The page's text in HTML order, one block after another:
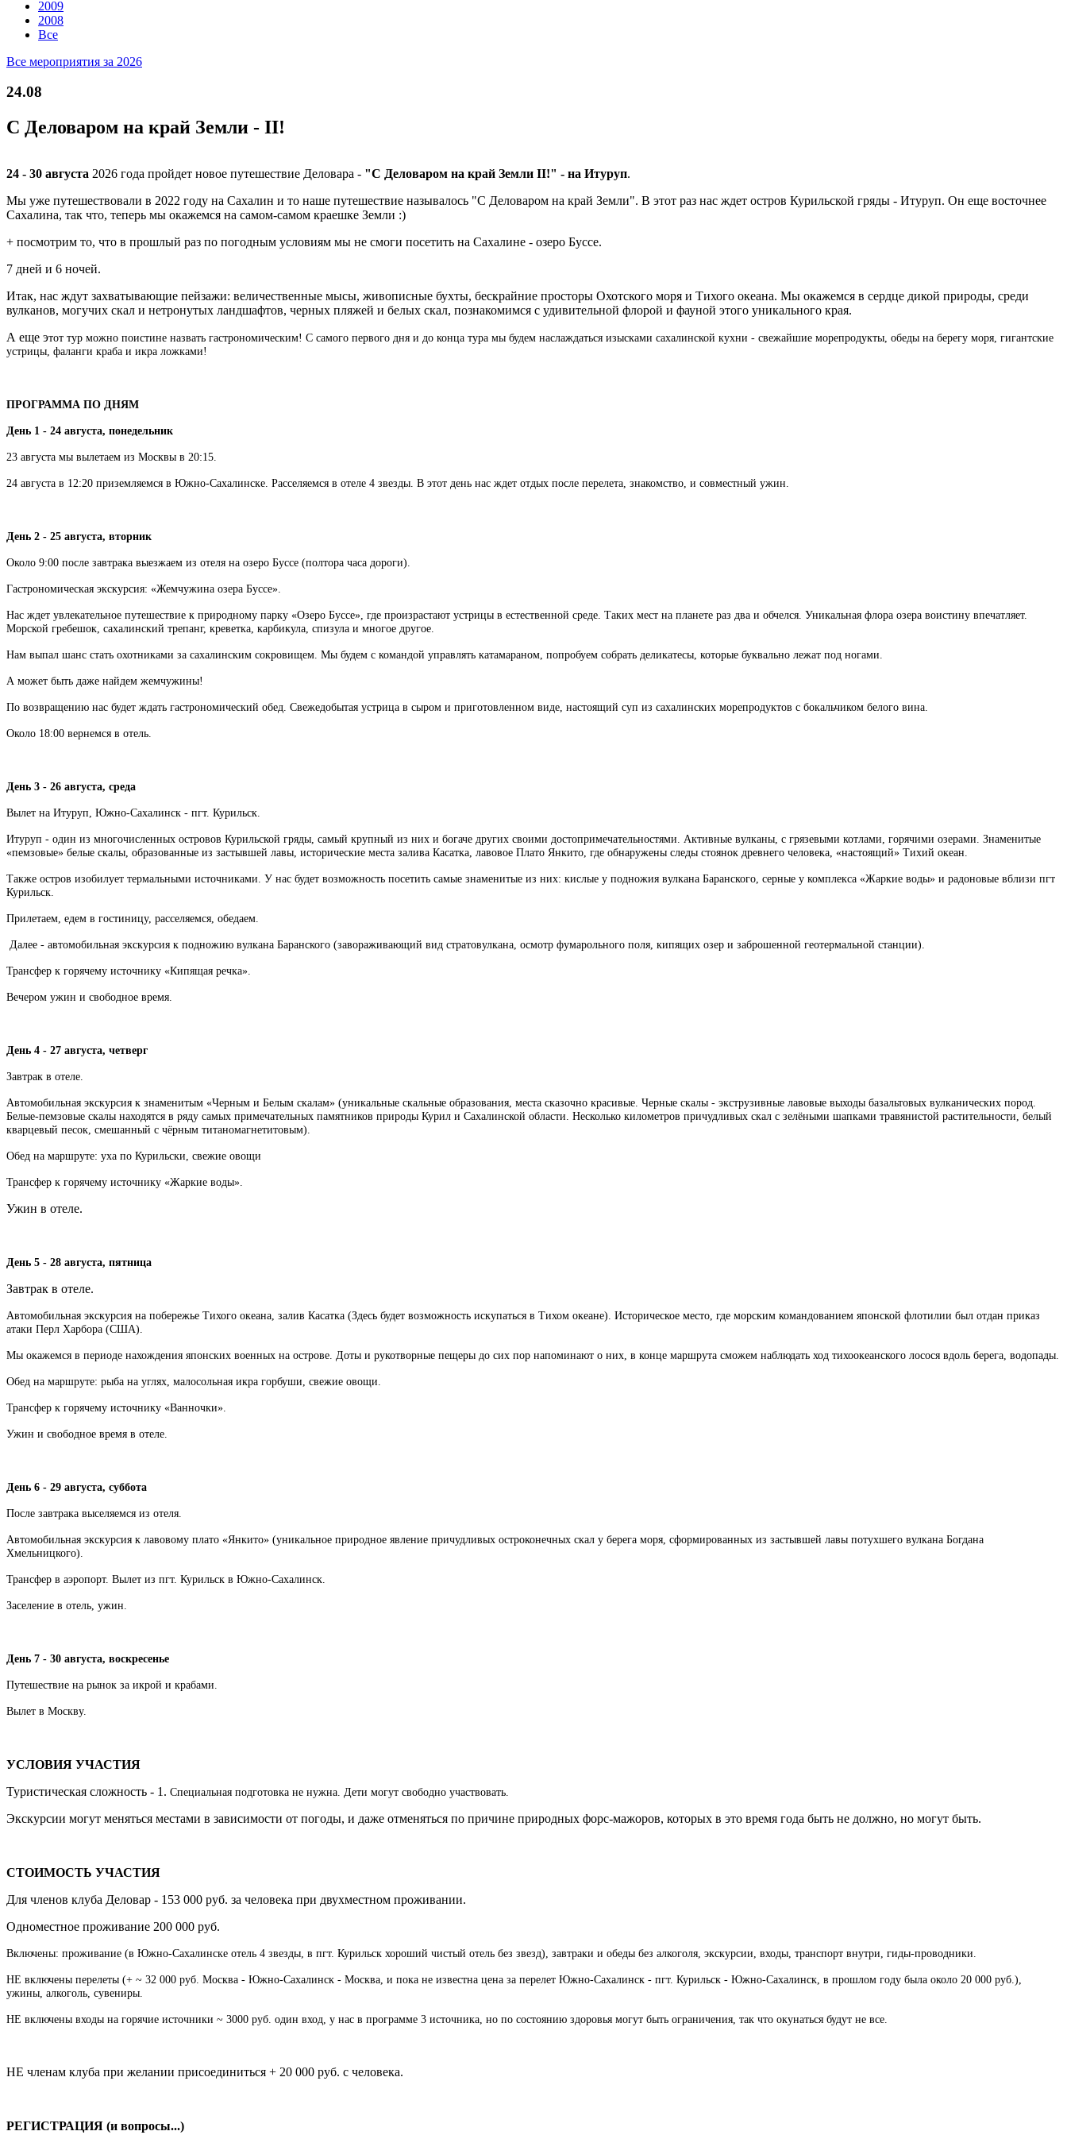
2009
2008
Все
Все мероприятия за 2026
24.08
С Деловаром на край Земли - II!
24 - 30 августа 2026 года пройдет новое путешествие Деловара - "С Деловаром на край Земли II!" - на Итуруп.
Мы уже путешествовали в 2022 году на Сахалин и то наше путешествие называлось "С Деловаром на край Земли". В этот раз нас ждет остров Курильской гряды - Итуруп. Он еще восточнее
Сахалина, так что, теперь мы окажемся на самом-самом краешке Земли :)
+ посмотрим то, что в прошлый раз по погодным условиям мы не смоги посетить на Сахалине - озеро Буссе.
7 дней и 6 ночей.
Итак, нас ждут захватывающие пейзажи: величественные мысы, живописные бухты, бескрайние просторы Охотского моря и Тихого океана. Мы окажемся в сердце дикой природы, среди
вулканов, могучих скал и нетронутых ландшафтов, черных пляжей и белых скал, познакомимся с удивительной флорой и фауной этого уникального края.
А еще этот тур можно поистине назвать гастрономическим! С самого первого дня и до конца тура мы будем наслаждаться изысками сахалинской кухни - свежайшие морепродукты, обеды на берегу моря, гигантские
устрицы, фаланги краба и икра ложками!
ПРОГРАММА ПО ДНЯМ
День 1 - 24 августа, понедельник
23 августа мы вылетаем из Москвы в 20:15.
24 августа в 12:20 приземляемся в Южно-Сахалинске. Расселяемся в отеле 4 звезды. В этот день нас ждет отдых после перелета, знакомство, и совместный ужин.
День 2 - 25 августа, вторник
Около 9:00 после завтрака выезжаем из отеля на озеро Буссе (полтора часа дороги).
Гастрономическая экскурсия: «Жемчужина озера Буссе».
Нас ждет увлекательное путешествие к природному парку «Озеро Буссе», где произрастают устрицы в естественной среде. Таких мест на планете раз два и обчелся. Уникальная флора озера воистину впечатляет.
Морской гребешок, сахалинский трепанг, креветка, карбикула, спизула и многое другое.
Нам выпал шанс стать охотниками за сахалинским сокровищем. Мы будем с командой управлять катамараном, попробуем собрать деликатесы, которые буквально лежат под ногами.
А может быть даже найдем жемчужины!
По возвращению нас будет ждать гастрономический обед. Свежедобытая устрица в сыром и приготовленном виде, настоящий суп из сахалинских морепродуктов с бокальчиком белого вина.
Около 18:00 вернемся в отель.
День 3 - 26 августа, среда
Вылет на Итуруп, Южно-Сахалинск - пгт. Курильск.
Итуруп - один из многочисленных островов Курильской гряды, самый крупный из них и богаче других своими достопримечательностями. Активные вулканы, с грязевыми котлами, горячими озерами. Знаменитые
«пемзовые» белые скалы, образованные из застывшей лавы, исторические места залива Касатка, лавовое Плато Янкито, где обнаружены следы стоянок древнего человека, «настоящий» Тихий океан.
Также остров изобилует термальными источниками. У нас будет возможность посетить самые знаменитые из них: кислые у подножия вулкана Баранского, серные у комплекса «Жаркие воды» и радоновые вблизи пгт
Курильск.
Прилетаем, едем в гостиницу, расселяемся, обедаем.
Далее - автомобильная экскурсия к подножию вулкана Баранского (завораживающий вид стратовулкана, осмотр фумарольного поля, кипящих озер и заброшенной геотермальной станции).
Трансфер к горячему источнику «Кипящая речка».
Вечером ужин и свободное время.
День 4 - 27 августа, четверг
Завтрак в отеле.
Автомобильная экскурсия к знаменитым «Черным и Белым скалам» (уникальные скальные образования, места сказочно красивые. Черные скалы - экструзивные лавовые выходы базальтовых вулканических пород.
Белые-пемзовые скалы находятся в ряду самых примечательных памятников природы Курил и Сахалинской области. Несколько километров причудливых скал с зелёными шапками травянистой растительности, белый
кварцевый песок, смешанный с чёрным титаномагнетитовым).
Обед на маршруте: уха по Курильски, свежие овощи
Трансфер к горячему источнику «Жаркие воды».
Ужин в отеле.
День 5 - 28 августа, пятница
Завтрак в отеле.
Автомобильная экскурсия на побережье Тихого океана, залив Касатка (Здесь будет возможность искупаться в Тихом океане). Историческое место, где морским командованием японской флотилии был отдан приказ
атаки Перл Харбора (США).
Мы окажемся в периоде нахождения японских военных на острове. Доты и рукотворные пещеры до сих пор напоминают о них, в конце маршрута сможем наблюдать ход тихоокеанского лосося вдоль берега, водопады.
Обед на маршруте: рыба на углях, малосольная икра горбуши, свежие овощи.
Трансфер к горячему источнику «Ванночки».
Ужин и свободное время в отеле.
День 6 - 29 августа, суббота
После завтрака выселяемся из отеля.
Автомобильная экскурсия к лавовому плато «Янкито» (уникальное природное явление причудливых остроконечных скал у берега моря, сформированных из застывшей лавы потухшего вулкана Богдана
Хмельницкого).
Трансфер в аэропорт. Вылет из пгт. Курильск в Южно-Сахалинск.
Заселение в отель, ужин.
День 7 - 30 августа, воскресенье
Путешествие на рынок за икрой и крабами.
Вылет в Москву.
УСЛОВИЯ УЧАСТИЯ
Туристическая сложность - 1. Специальная подготовка не нужна. Дети могут свободно участвовать.
Экскурсии могут меняться местами в зависимости от погоды, и даже отменяться по причине природных форс-мажоров, которых в это время года быть не должно, но могут быть.
СТОИМОСТЬ УЧАСТИЯ
Для членов клуба Деловар - 153 000 руб. за человека при двухместном проживании.
Одноместное проживание 200 000 руб.
Включены: проживание (в Южно-Сахалинске отель 4 звезды, в пгт. Курильск хороший чистый отель без звезд), завтраки и обеды без алкоголя, экскурсии, входы, транспорт внутри, гиды-проводники.
НЕ включены перелеты (+ ~ 32 000 руб. Москва - Южно-Сахалинск - Москва, и пока не известна цена за перелет Южно-Сахалинск - пгт. Курильск - Южно-Сахалинск, в прошлом году была около 20 000 руб.),
ужины, алкоголь, сувениры.
НЕ включены входы на горячие источники ~ 3000 руб. один вход, у нас в программе 3 источника, но по состоянию здоровья могут быть ограничения, так что окунаться будут не все.
НЕ членам клуба при желании присоединиться + 20 000 руб. с человека.
РЕГИСТРАЦИЯ (и вопросы...)